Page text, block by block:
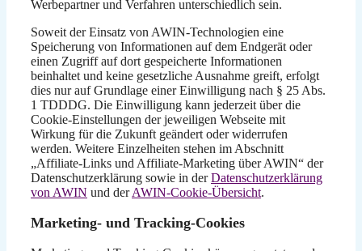
Werbepartner und Verfahren unterschiedlich sein.
Soweit der Einsatz von AWIN-Technologien eine
Speicherung von Informationen auf dem Endgerät oder
einen Zugriff auf dort gespeicherte Informationen
beinhaltet und keine gesetzliche Ausnahme greift, erfolgt
dies nur auf Grundlage einer Einwilligung nach § 25 Abs.
1 TDDDG. Die Einwilligung kann jederzeit über die
Cookie-Einstellungen der jeweiligen Webseite mit
Wirkung für die Zukunft geändert oder widerrufen
werden. Weitere Einzelheiten stehen im Abschnitt
„Affiliate-Links und Affiliate-Marketing über AWIN“ der
Datenschutzerklärung sowie in derDatenschutzerklärung
von AWIN und derAWIN-Cookie-Übersicht.
Marketing- und Tracking-Cookies